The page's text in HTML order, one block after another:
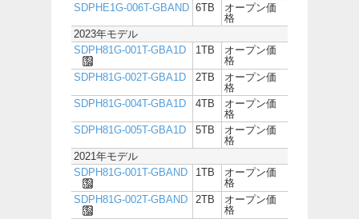
SDPHE1G-006T-GBAND 6TB
オープン価
格
2023年モデル
SDPH81G-001T-GBA1D
1TB
オープン価
格
SDPH81G-002T-GBA1D
2TB
オープン価
格
SDPH81G-004T-GBA1D
4TB
オープン価
格
SDPH81G-005T-GBA1D
5TB
オープン価
格
2021年モデル
SDPH81G-001T-GBAND
1TB
オープン価
格
SDPH81G-002T-GBAND
2TB
オープン価
格